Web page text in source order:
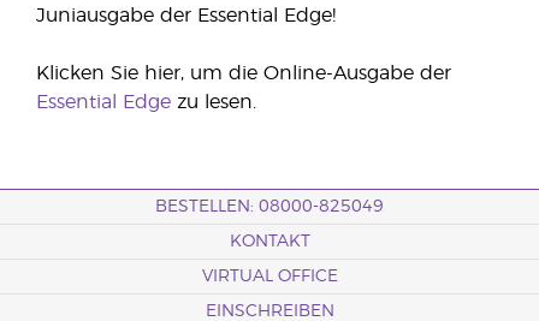
Juniausgabe der Essential Edge!
Klicken Sie hier, um die Online-Ausgabe der
Essential Edge zu lesen.
BESTELLEN: 08000-825049
KONTAKT
VIRTUAL OFFICE
EINSCHREIBEN